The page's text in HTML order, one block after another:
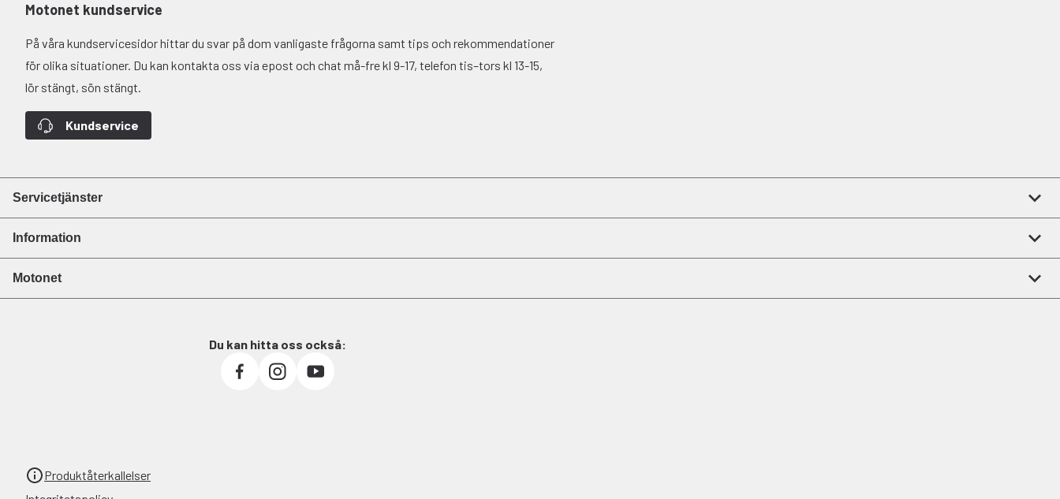
Motonet kundservice
På våra kundservicesidor hittar du svar på dom vanligaste frågorna samt tips och rekommendationer
för olika situationer. Du kan kontakta oss via epost och chat må-fre kl 9-17, telefon tis–tors kl 13-15,
lör stängt, sön stängt.
Kundservice
Servicetjänster
Information
Motonet
Du kan hitta oss också:
Produktåterkallelser